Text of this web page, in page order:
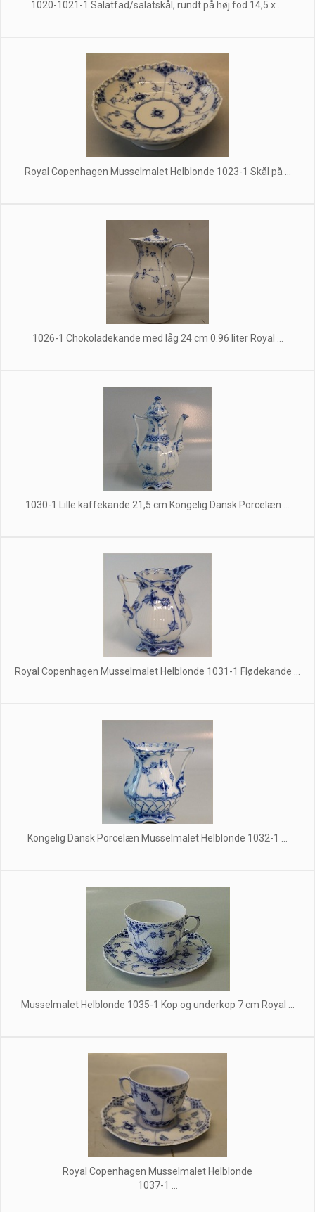
1020-1021-1 Salatfad/salatskål, rundt på høj fod 14,5 x ...
Royal Copenhagen Musselmalet Helblonde 1023-1 Skål på ...
1026-1 Chokoladekande med låg 24 cm 0.96 liter Royal ...
1030-1 Lille kaffekande 21,5 cm Kongelig Dansk Porcelæn ...
Royal Copenhagen Musselmalet Helblonde 1031-1 Flødekande ...
Kongelig Dansk Porcelæn Musselmalet Helblonde 1032-1 ...
Musselmalet Helblonde 1035-1 Kop og underkop 7 cm Royal ...
Royal Copenhagen Musselmalet Helblonde
1037-1 ...